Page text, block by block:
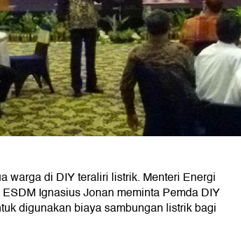
warga di DIY teraliri listrik. Menteri Energi
Ignasius Jonan meminta Pemda DIY
digunakan biaya sambungan listrik bagi